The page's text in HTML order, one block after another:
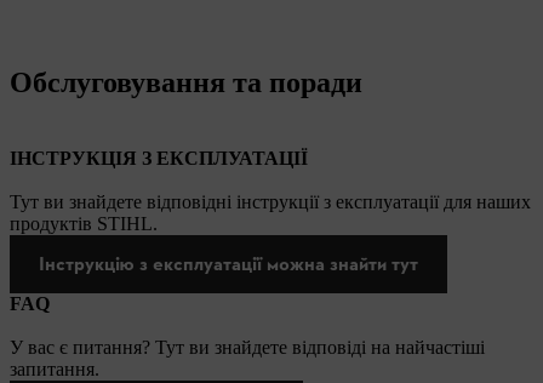
Обслуговування та поради
ІНСТРУКЦІЯ З ЕКСПЛУАТАЦІЇ
Тут ви знайдете відповідні інструкції з експлуатації для наших
продуктів STIHL.
Інструкцію з експлуатації можна знайти тут
FAQ
У вас є питання? Тут ви знайдете відповіді на найчастіші
запитання.